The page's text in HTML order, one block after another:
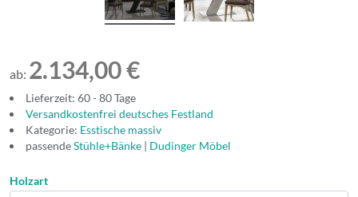
ab: 2.134,00 €
Lieferzeit: 60 - 80 Tage
Versandkostenfrei deutsches Festland
Kategorie: Esstische massiv
passendeStühle+Bänke | Dudinger Möbel
Holzart